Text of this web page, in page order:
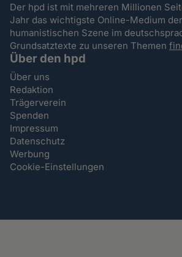
Der hpd ist mit mehreren Millionen
Jahr das wichtigste Online-Medium
humanistischen Szene im
Grundsatztexte zu unseren Themen
Über den hpd
Über uns
Redaktion
Trägerverein
Spenden
Impressum
Datenschutz
Werbung
Cookie-Einstellungen